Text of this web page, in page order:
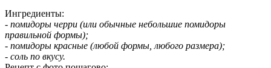
Ингредиенты:
- помидоры черри (или обычные небольшие помидоры
правильной формы);
- помидоры красные (любой формы, любого размера);
- соль по вкусу.